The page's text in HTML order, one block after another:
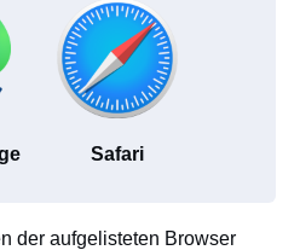
Safari
der aufgelisteten Browser